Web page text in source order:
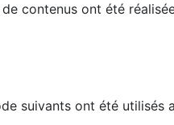
contenus ont été
suivants ont été utilisés